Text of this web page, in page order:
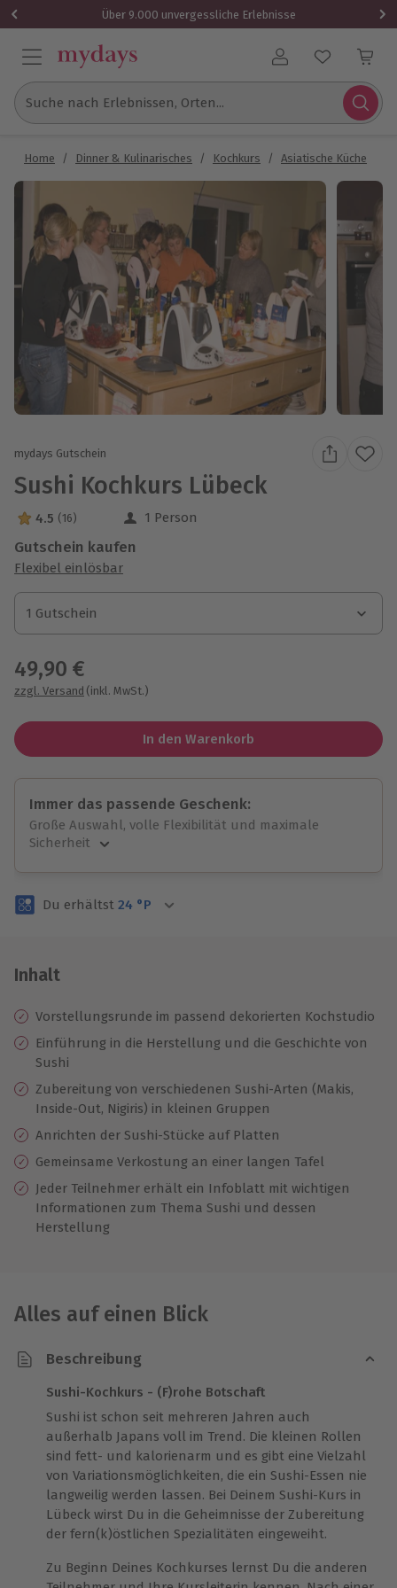
Über 9.000 unvergessliche Erlebnisse
Benutzerkonto
Suche nach Erlebnissen, Orten...
Home / Dinner & Kulinarisches / Kochkurs / Asiatische Küche
mydays Gutschein
Sushi Kochkurs Lübeck
4.5 Sterne von 5 aus 16 Bewertungen
4.5 (16) 1 Person
Gutschein kaufen
Flexibel einlösbar
1 Gutschein
1 Gutschein
1 Gutschein
49,90 €
zzgl. Versand (inkl. MwSt.)
In den Warenkorb
Immer das passende Geschenk:
Große Auswahl, volle Flexibilität und maximale
Sicherheit
Volle Flexibilität
3 Jahre gültig & verlängerbar.
Du erhältst 24 °P
Inhalt
Vorstellungsrunde im passend dekorierten Kochstudio
Einführung in die Herstellung und die Geschichte von
Sushi
Zubereitung von verschiedenen Sushi-Arten (Makis,
Inside-Out, Nigiris) in kleinen Gruppen
Anrichten der Sushi-Stücke auf Platten
Gemeinsame Verkostung an einer langen Tafel
Jeder Teilnehmer erhält ein Infoblatt mit wichtigen
Informationen zum Thema Sushi und dessen
Herstellung
Alles auf einen Blick
Beschreibung
Sushi-Kochkurs - (F)rohe Botschaft
Sushi ist schon seit mehreren Jahren auch
außerhalb Japans voll im Trend. Die kleinen Rollen
sind fett- und kalorienarm und es gibt eine Vielzahl
von Variationsmöglichkeiten, die ein Sushi-Essen nie
langweilig werden lassen. Bei Deinem Sushi-Kurs in
Lübeck wirst Du in die Geheimnisse der Zubereitung
der fern(k)östlichen Spezialitäten eingeweiht.
Zu Beginn Deines Kochkurses lernst Du die anderen